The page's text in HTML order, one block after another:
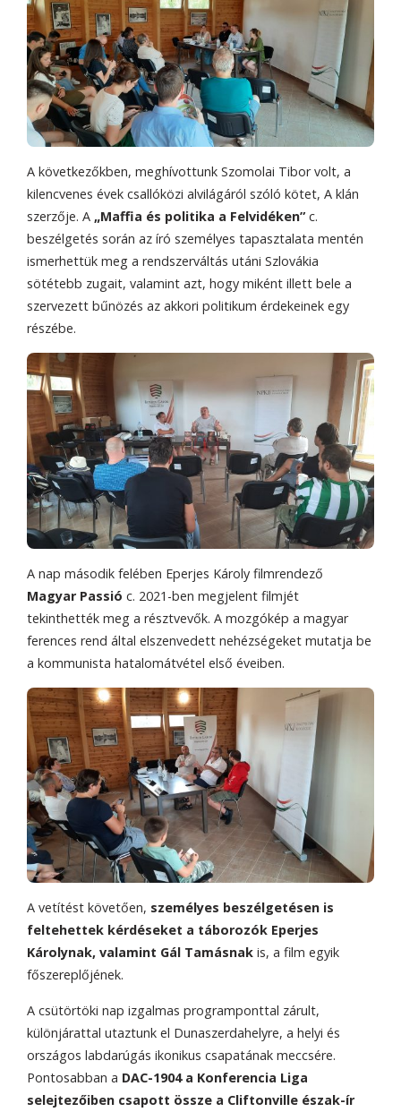
A következőkben, meghívottunk Szomolai Tibor volt, a
kilencvenes évek csallóközi alvilágáról szóló kötet, A klán
szerzője. A „Maffia és politika a Felvidéken” c.
beszélgetés során az író személyes tapasztalata mentén
ismerhettük meg a rendszerváltás utáni Szlovákia
sötétebb zugait, valamint azt, hogy miként illett bele a
szervezett bűnözés az akkori politikum érdekeinek egy
részébe.
A nap második felében Eperjes Károly filmrendező
Magyar Passió c. 2021-ben megjelent filmjét
tekinthették meg a résztvevők. A mozgókép a magyar
ferences rend által elszenvedett nehézségeket mutatja be
a kommunista hatalomátvétel első éveiben.
A vetítést követően, személyes beszélgetésen is
feltehettek kérdéseket a táborozók Eperjes
Károlynak, valamint Gál Tamásnak is, a film egyik
főszereplőjének.
A csütörtöki nap izgalmas programponttal zárult,
különjárattal utaztunk el Dunaszerdahelyre, a helyi és
országos labdarúgás ikonikus csapatának meccsére.
Pontosabban a DAC-1904 a Konferencia Liga
selejtezőiben csapott össze a Cliftonville észak-ír